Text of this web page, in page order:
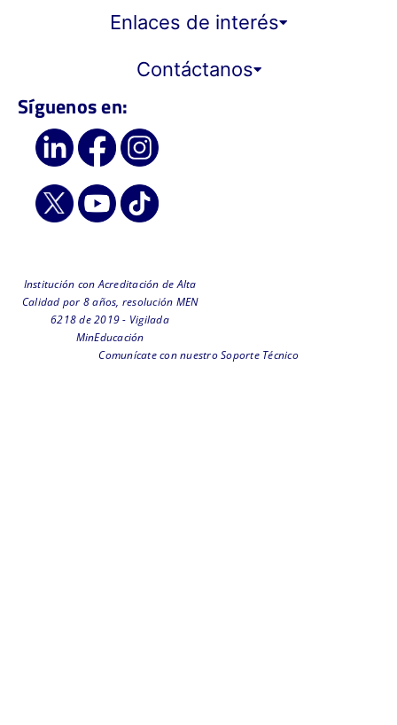
Enlaces de interés
Contáctanos
Síguenos en:
Institución con Acreditación de Alta
Calidad por 8 años, resolución MEN
6218 de 2019 - Vigilada
MinEducación
Comunícate con nuestro Soporte Técnico